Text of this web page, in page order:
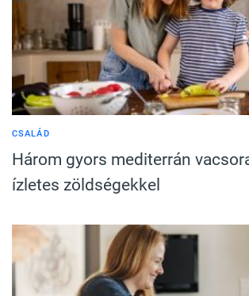
CSALÁD
Három gyors mediterrán
ízletes zöldségekkel